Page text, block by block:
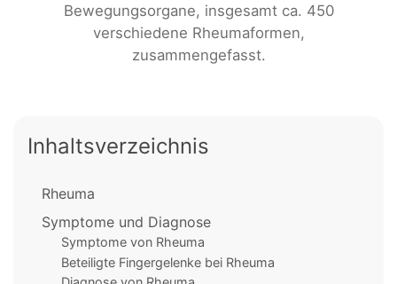
Bewegungsorgane, insgesamt ca. 450
verschiedene Rheumaformen,
zusammengefasst.
Inhaltsverzeichnis
Rheuma
Symptome und Diagnose
Symptome von Rheuma
Beteiligte Fingergelenke bei Rheuma